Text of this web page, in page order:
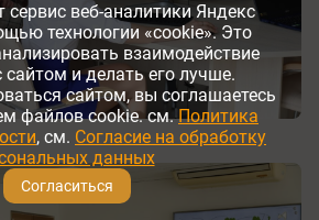
сервис веб-аналитики Яндекс
технологии «cookie». Это
взаимодействие
сайтом и делать его лучше.
сайтом, вы соглашаетесь
файлов cookie. см.Политика
, см. Согласие на обработку
данных
Согласиться